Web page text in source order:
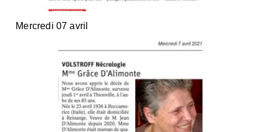
Mercredi 07 avril